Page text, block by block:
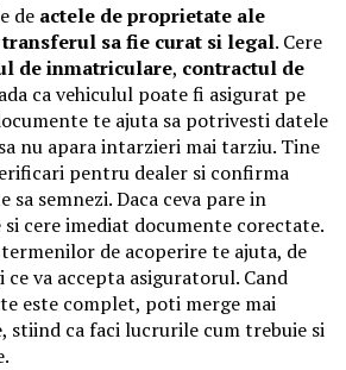
de actele de proprietate ale
transferul sa fie curat si legal. Cere
de inmatriculare, contractul de
ca vehiculul poate fi asigurat pe
te ajuta sa potrivesti datele
nu apara intarzieri mai tarziu. Tine
pentru dealer si confirma
semnezi. Daca ceva pare in
cere imediat documente corectate.
de acoperire te ajuta, de
ce va accepta asiguratorul. Cand
este complet, poti merge mai
stiind ca faci lucrurile cum trebuie si